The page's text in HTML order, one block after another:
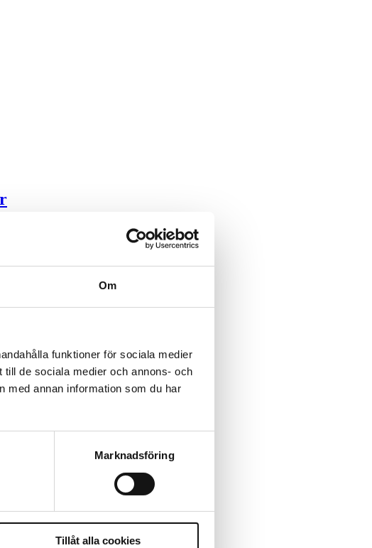
Om
funktioner för sociala medier
de sociala medier och annons- och
med annan information som du har
Marknadsföring
Tillåt alla cookies